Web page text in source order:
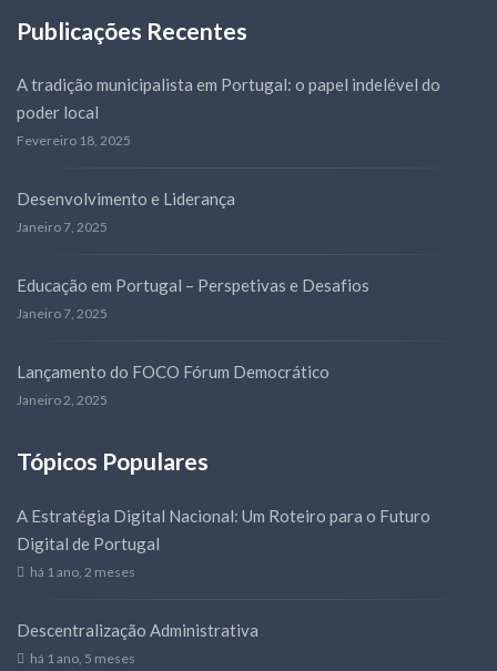
Publicações Recentes
A tradição municipalista em Portugal: o papel indelével do
poder local
Fevereiro 18, 2025
Desenvolvimento e Liderança
Janeiro 7, 2025
Educação em Portugal – Perspetivas e Desafios
Janeiro 7, 2025
Lançamento do FOCO Fórum Democrático
Janeiro 2, 2025
Tópicos Populares
A Estratégia Digital Nacional: Um Roteiro para o Futuro
Digital de Portugal
há 1 ano, 2 meses
Descentralização Administrativa
há 1 ano, 5 meses